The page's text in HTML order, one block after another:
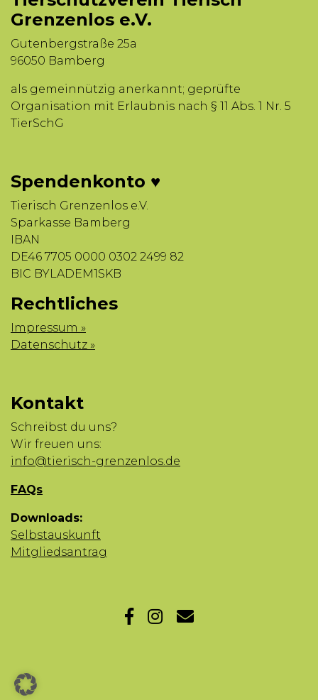
Grenzenlos e.V.
Gutenbergstraße 25a
96050 Bamberg
als gemeinnützig anerkannt; geprüfte
Organisation mit Erlaubnis nach § 11 Abs. 1 Nr. 5
TierSchG
Spendenkonto ♥
Tierisch Grenzenlos e.V.
Sparkasse Bamberg
IBAN
DE46 7705 0000 0302 2499 82
BIC BYLADEM1SKB
Rechtliches
Impressum »
Datenschutz »
Kontakt
Schreibst du uns?
Wir freuen uns:
info@tierisch-grenzenlos.de
FAQs
Downloads:
Selbstauskunft
Mitgliedsantrag